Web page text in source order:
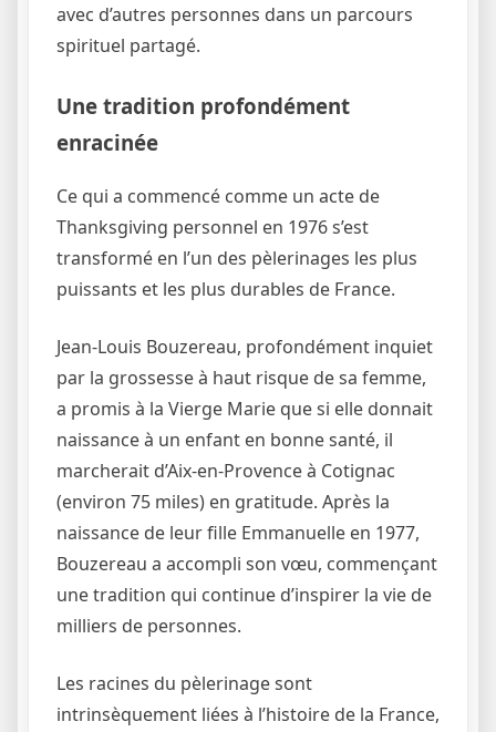
avec d’autres personnes dans un parcours
spirituel partagé.
Une tradition profondément
enracinée
Ce qui a commencé comme un acte de
Thanksgiving personnel en 1976 s’est
transformé en l’un des pèlerinages les plus
puissants et les plus durables de France.
Jean-Louis Bouzereau, profondément inquiet
par la grossesse à haut risque de sa femme,
a promis à la Vierge Marie que si elle donnait
naissance à un enfant en bonne santé, il
marcherait d’Aix-en-Provence à Cotignac
(environ 75 miles) en gratitude. Après la
naissance de leur fille Emmanuelle en 1977,
Bouzereau a accompli son vœu, commençant
une tradition qui continue d’inspirer la vie de
milliers de personnes.
Les racines du pèlerinage sont
intrinsèquement liées à l’histoire de la France,